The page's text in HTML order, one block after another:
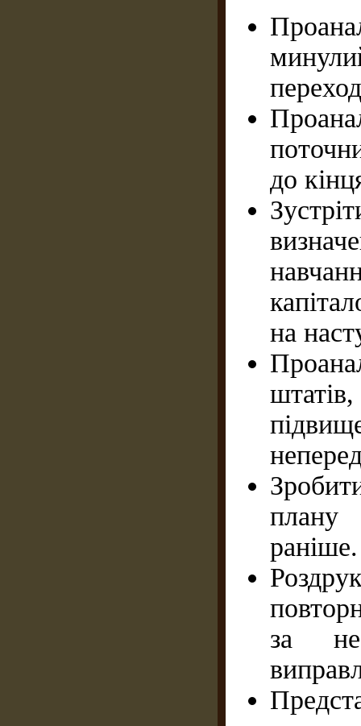
до
на
плану
раніше.
за